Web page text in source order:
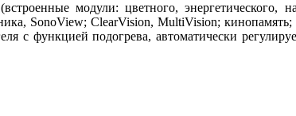
модули: цветного, энергетического,
SonoView; ClearVision, MultiVision;
с функцией подогрева, автоматически